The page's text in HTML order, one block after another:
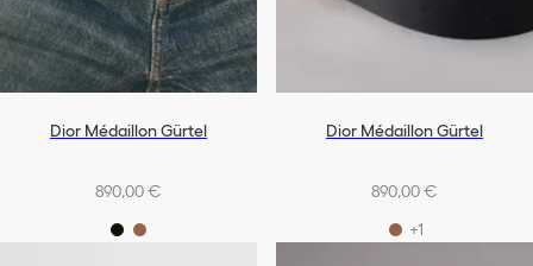
Dior Médaillon Gürtel
890,00 €
Dior Médaillon Gürtel
890,00 €
+1